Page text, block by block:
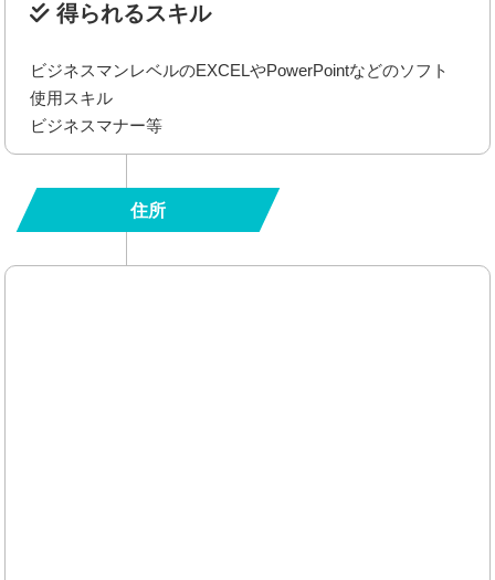
得られるスキル
ビジネスマンレベルのEXCELやPowerPointなどのソフト
使用スキル
ビジネスマナー等
住所